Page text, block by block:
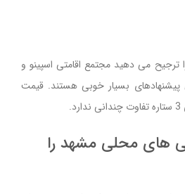
ترجیح می دهید مجتمع اقامتی اسپینو و
بسیار خوبی هستند. قیمت
های محلی مشهد را